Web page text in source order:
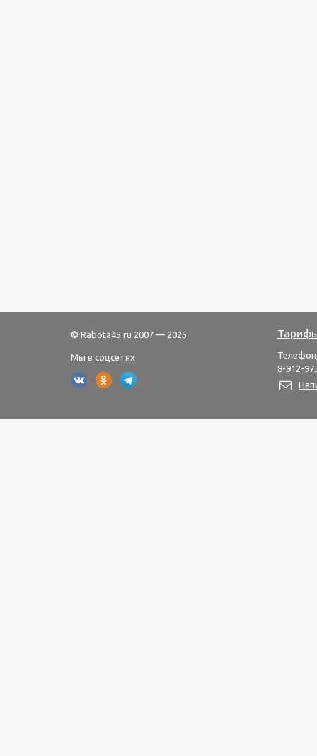
© Rabota45.ru 2007 — 2025
Мы в соцсетях
8-912-